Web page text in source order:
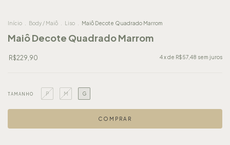
Início Body / Maiô Liso Maiô Decote Quadrado Marrom
Maiô Decote Quadrado Marrom
R$229,90 4x de R$57,48 sem juros
TAMANHO P M G